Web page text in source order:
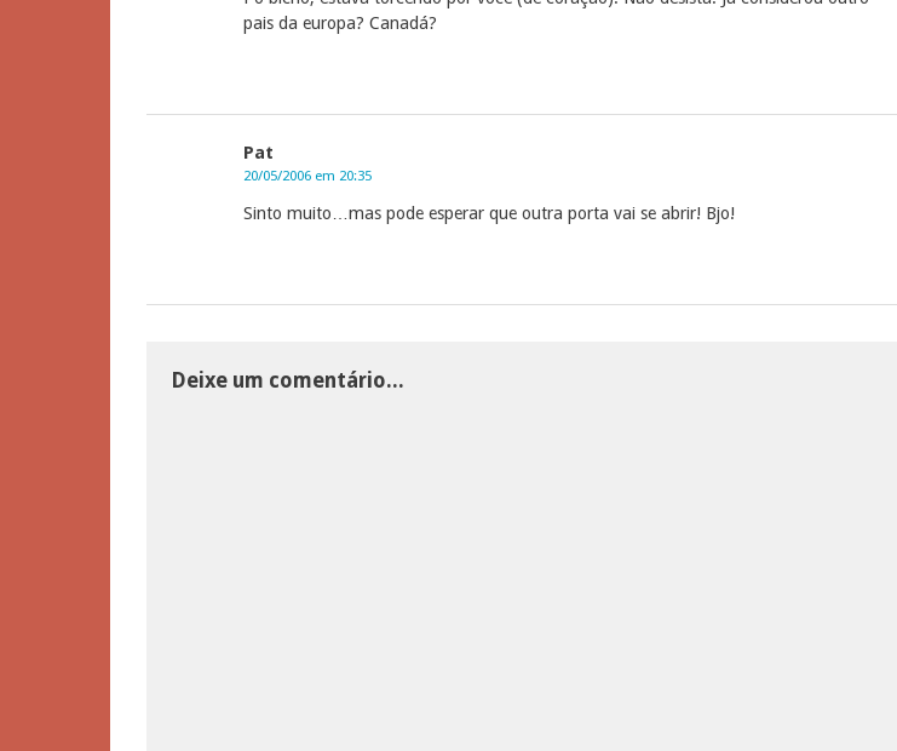
pais da europa? Canadá?
Pat
20/05/2006 em 20:35
Sinto muito…mas pode esperar que outra porta vai se abrir! Bjo!
Deixe um comentário...